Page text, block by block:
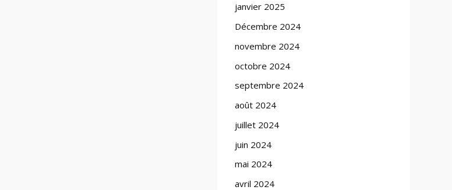
janvier 2025
Décembre 2024
novembre 2024
octobre 2024
septembre 2024
août 2024
juillet 2024
juin 2024
mai 2024
avril 2024